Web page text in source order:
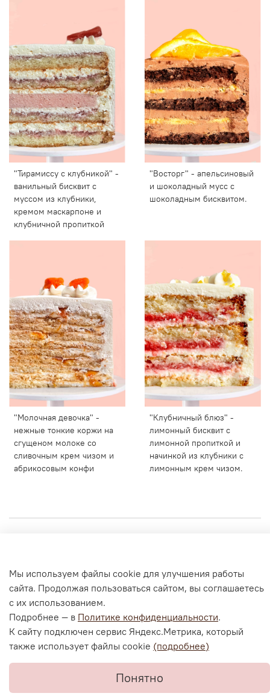
В корзину
"Тирамиссу с клубникой" -
ванильный бисквит с
муссом из клубники,
кремом маскарпоне и
клубничной пропиткой
"Восторг" - апельсиновый
и шоколадный мусс с
шоколадным бисквитом.
"Молочная девочка" -
нежные тонкие коржи на
сгущеном молоке со
сливочным крем чизом и
абрикосовым конфи
"Клубничный блюз" -
лимонный бисквит с
лимонной пропиткой и
начинкой из клубники с
лимонным крем чизом.
Согласие на обработку персональных данных
Политика конфиденциальности и оферта
Согласие на ОПД с помощью «Яндекс.Метрика»
Мы используем файлы cookie для улучшения работы
сайта. Продолжая пользоваться сайтом, вы соглашаетесь
с их использованием.
Подробнее — в Политике конфиденциальности.
К сайту подключен сервис Яндекс.Метрика, который
также использует файлы cookie (подробнее)
Понятно